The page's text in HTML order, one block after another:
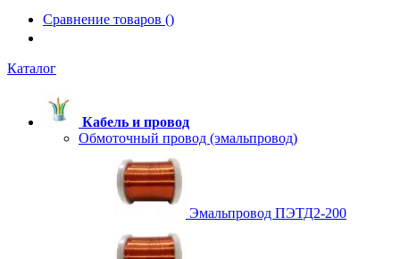
Сравнение товаров ()
Каталог
Кабель и провод
Обмоточный провод (эмальпровод)
Эмальпровод ПЭТД2-200